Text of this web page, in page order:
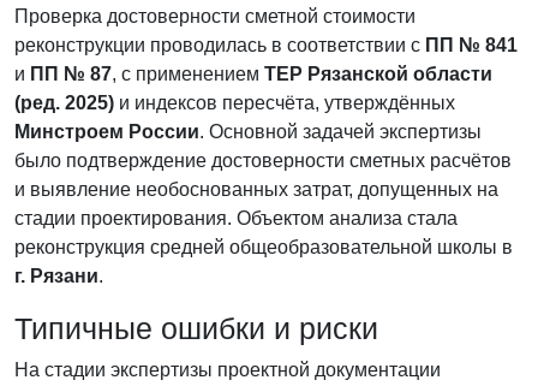
Проверка достоверности сметной стоимости
реконструкции проводилась в соответствии с ПП № 841
и ПП № 87, с применением ТЕР Рязанской области
(ред. 2025) и индексов пересчёта, утверждённых
Минстроем России. Основной задачей экспертизы
было подтверждение достоверности сметных расчётов
и выявление необоснованных затрат, допущенных на
стадии проектирования. Объектом анализа стала
реконструкция средней общеобразовательной школы в
г. Рязани.
Типичные ошибки и риски
На стадии экспертизы проектной документации